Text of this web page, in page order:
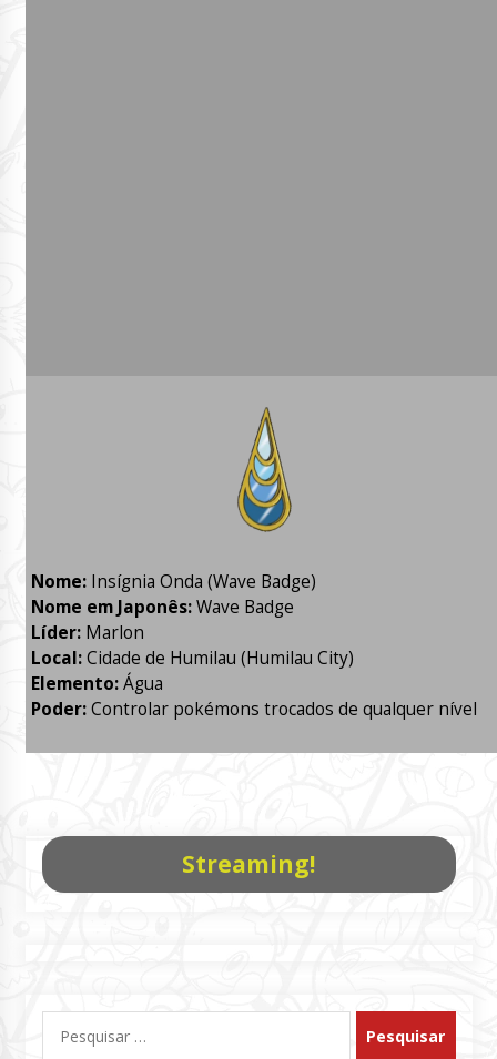
Nome:Insígnia Onda (Wave Badge)
Nome em Japonês:Wave Badge
Líder:Marlon
Local:Cidade de Humilau (Humilau City)
Elemento:Água
Poder:Controlar pokémons trocados de qualquer nível
Streaming!
por: